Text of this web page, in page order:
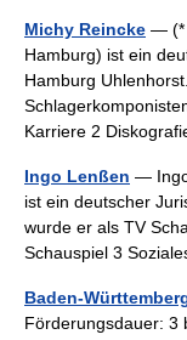
Michy Reincke — (*
Hamburg) ist ein
Hamburg
Karriere 2
Ingo Lenßen —
ist ein deutscher
wurde er als TV
Schauspiel 3
Baden-
Förderungsdauer: